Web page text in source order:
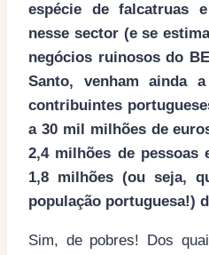
espécie de falcatruas
nesse sector (e se
negócios ruinosos do
Santo, venham ainda
contribuintes
a 30 mil milhões de
2,4 milhões de pessoas
1,8 milhões (ou seja,
população portuguesa!)
Sim, de pobres! Dos